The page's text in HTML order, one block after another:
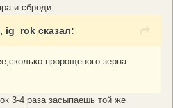
и сброди.
ig_rok сказал:
пророщеного зерна
3-4 раза засыпаешь той же